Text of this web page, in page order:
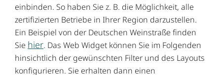
einbinden. So haben Sie z. B. die Möglichkeit, alle
zertifizierten Betriebe in Ihrer Region darzustellen.
Ein Beispiel von der Deutschen Weinstraße finden
Sie hier. Das Web Widget können Sie im Folgenden
hinsichtlich der gewünschten Filter und des Layouts
konfigurieren. Sie erhalten dann einen